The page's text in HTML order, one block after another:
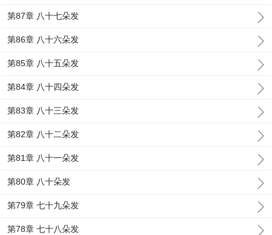
第87章 八十七朵发
第86章 八十六朵发
第85章 八十五朵发
第84章 八十四朵发
第83章 八十三朵发
第82章 八十二朵发
第81章 八十一朵发
第80章 八十朵发
第79章 七十九朵发
第78章 七十八朵发